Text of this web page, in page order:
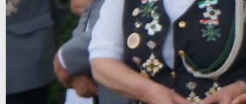
Der Vorstand